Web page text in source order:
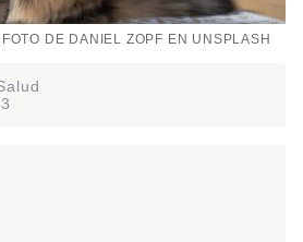
DE DANIEL ZOPF EN UNSPLASH